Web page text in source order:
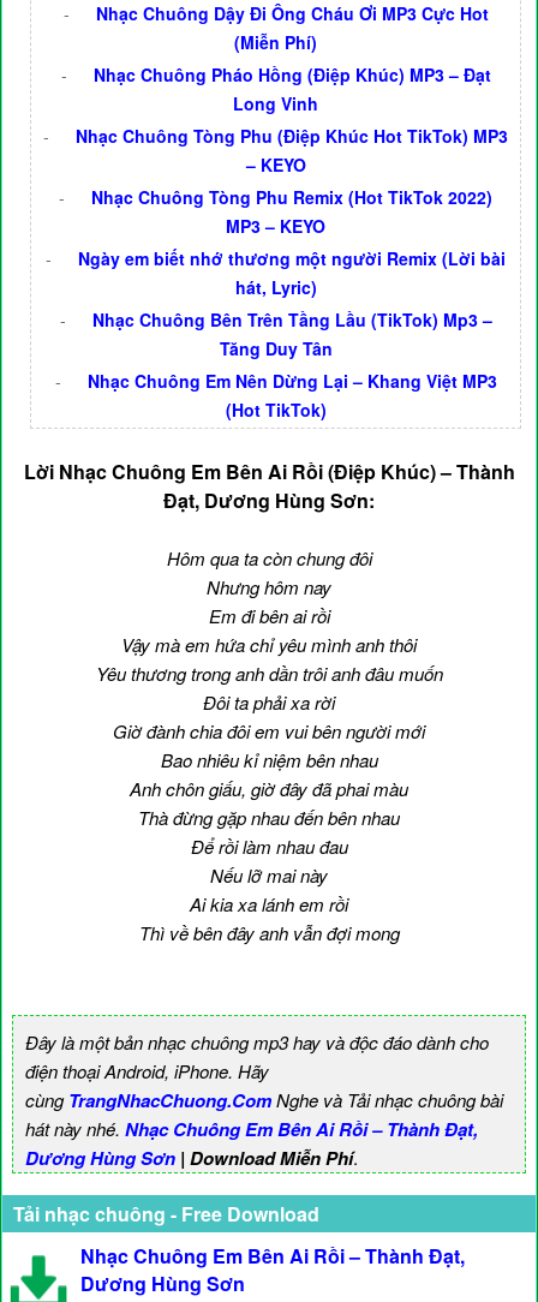
-
Nhạc Chuông Dậy Đi Ông Cháu Ơi MP3 Cực Hot
(Miễn Phí)
-
Nhạc Chuông Pháo Hồng (Điệp Khúc) MP3 – Đạt
Long Vinh
-
Nhạc Chuông Tòng Phu (Điệp Khúc Hot TikTok) MP3
– KEYO
-
Nhạc Chuông Tòng Phu Remix (Hot TikTok 2022)
MP3 – KEYO
-
Ngày em biết nhớ thương một người Remix (Lời bài
hát, Lyric)
-
Nhạc Chuông Bên Trên Tầng Lầu (TikTok) Mp3 –
Tăng Duy Tân
-
Nhạc Chuông Em Nên Dừng Lại – Khang Việt MP3
(Hot TikTok)
Lời Nhạc Chuông Em Bên Ai Rồi (Điệp Khúc) – Thành
Đạt, Dương Hùng Sơn:
Hôm qua ta còn chung đôi
Nhưng hôm nay
Em đi bên ai rồi
Vậy mà em hứa chỉ yêu mình anh thôi
Yêu thương trong anh dần trôi anh đâu muốn
Đôi ta phải xa rời
Giờ đành chia đôi em vui bên người mới
Bao nhiêu kỉ niệm bên nhau
Anh chôn giấu, giờ đây đã phai màu
Thà đừng gặp nhau đến bên nhau
Để rồi làm nhau đau
Nếu lỡ mai này
Ai kia xa lánh em rồi
Thì về bên đây anh vẫn đợi mong
Đây là một bản nhạc chuông mp3 hay và độc đáo dành cho
điện thoại Android, iPhone. Hãy
cùngTrangNhacChuong.ComNghe và Tải nhạc chuông bài
hát này nhé. Nhạc Chuông Em Bên Ai Rồi – Thành Đạt,
Dương Hùng Sơn | Download Miễn Phí.
Tải nhạc chuông - Free Download
Nhạc Chuông Em Bên Ai Rồi – Thành Đạt,
Dương Hùng Sơn